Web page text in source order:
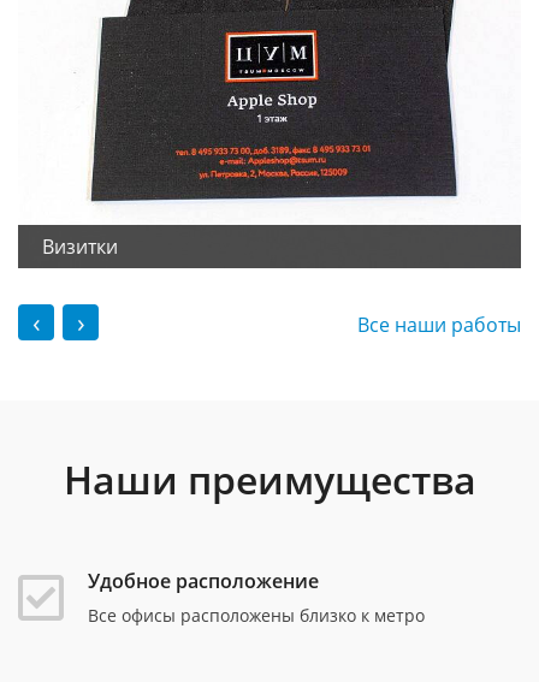
Визитки
‹ › Все наши работы
Наши преимущества
Удобное расположение
Все офисы расположены близко к метро